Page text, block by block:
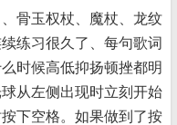
骨玉权杖、魔杖、龙纹
练习很久了、每句歌词
时候高低抑扬顿挫都明
从左侧出现时立刻开始
下空格。如果做到了按